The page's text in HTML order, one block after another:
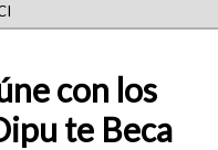
con los
te Beca